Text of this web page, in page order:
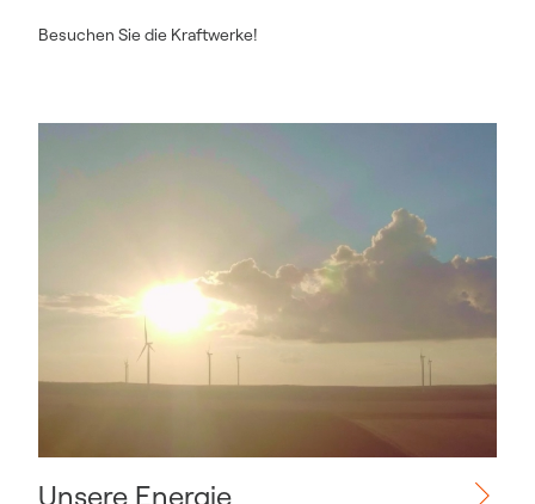
Besuchen Sie die Kraftwerke!
Unsere Energie